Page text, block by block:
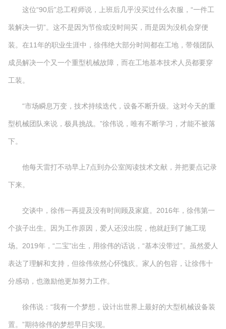
这位“90后”总工程师说，上班后几乎没买过什么衣服，“一件工
装解决一切”。这不是因为节俭或没时间买，而是因为没机会穿便
装。在11年的职业生涯中，徐伟绝大部分时间都在工地，带领团队
成员解决一个又一个重型机械故障，而在工地基本技术人员都要穿
工装。
“市场瞬息万变，技术持续迭代，设备不断升级。这对今天的重
型机械团队来说，极具挑战。”徐伟说，唯有不断学习，才能不被落
下。
他每天雷打不动早上7点到办公室阅读技术文献，并把要点记录
下来。
交谈中，徐伟一再提及没有时间顾及家庭。2016年，徐伟第一
个孩子出生。因为工作原因，爱人还没出院，他就赶到了施工现
场。2019年，“二宝”出生，用徐伟的话说，“基本没带过”。虽然爱人
表达了理解和支持，但徐伟依然心怀愧疚。家人的包容，让徐伟十
分感动，也激励他更加努力工作。
徐伟说：“我有一个梦想，设计出世界上最好的大型机械设备装
置。”期待徐伟的梦想早日实现。